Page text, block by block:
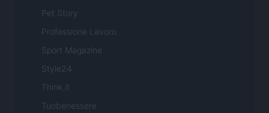
Pet Story
Professione Lavoro
Sport Magazine
Style24
Think.it
Tuobenessere